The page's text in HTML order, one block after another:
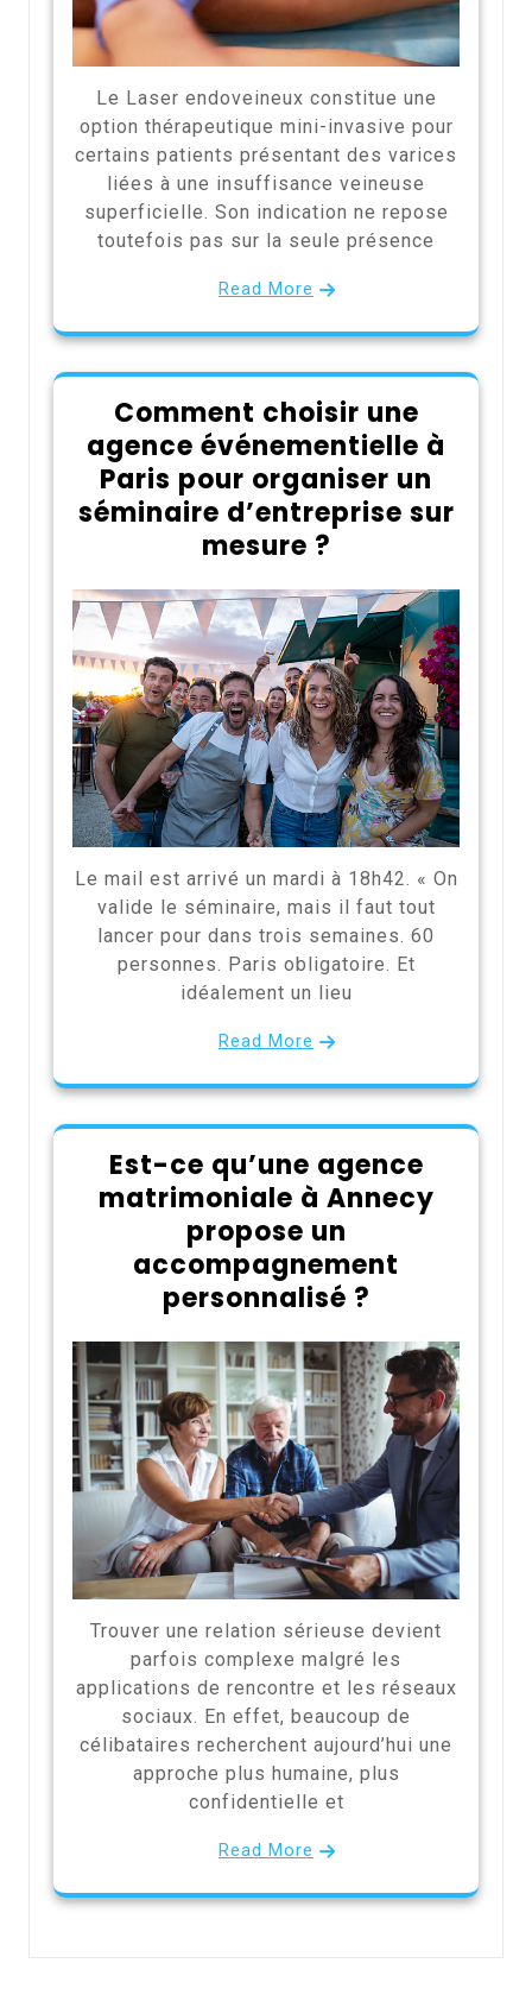
Le Laser endoveineux constitue une
option thérapeutique mini-invasive pour
certains patients présentant des varices
liées à une insuffisance veineuse
superficielle. Son indication ne repose
toutefois pas sur la seule présence
Read More
Comment choisir une
agence événementielle à
Paris pour organiser un
séminaire d’entreprise sur
mesure ?
Le mail est arrivé un mardi à 18h42. « On
valide le séminaire, mais il faut tout
lancer pour dans trois semaines. 60
personnes. Paris obligatoire. Et
idéalement un lieu
Read More
Est-ce qu’une agence
matrimoniale à Annecy
propose un
accompagnement
personnalisé ?
Trouver une relation sérieuse devient
parfois complexe malgré les
applications de rencontre et les réseaux
sociaux. En effet, beaucoup de
célibataires recherchent aujourd’hui une
approche plus humaine, plus
confidentielle et
Read More